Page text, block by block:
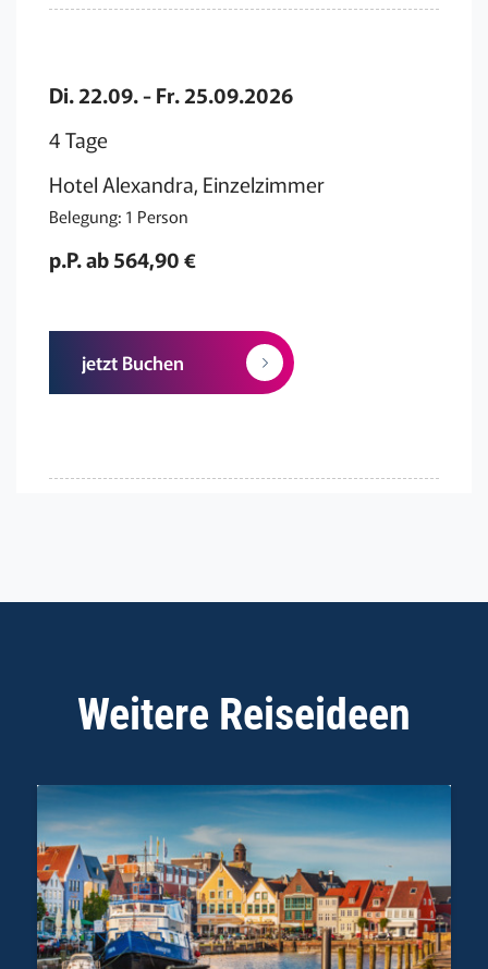
Di. 22.09. - Fr. 25.09.2026
4 Tage
Hotel Alexandra, Einzelzimmer
Belegung: 1 Person
p.P. ab 564,90 €
jetzt Buchen
Weitere Reiseideen